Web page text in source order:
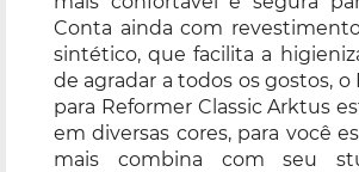
Conta ainda com
sintético, que facilita a
de agradar a todos os gostos,
para Reformer Classic Arktus
em diversas cores, para você
mais combina com seu